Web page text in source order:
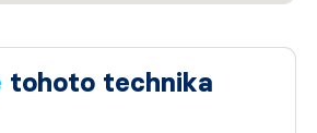
tohoto technika